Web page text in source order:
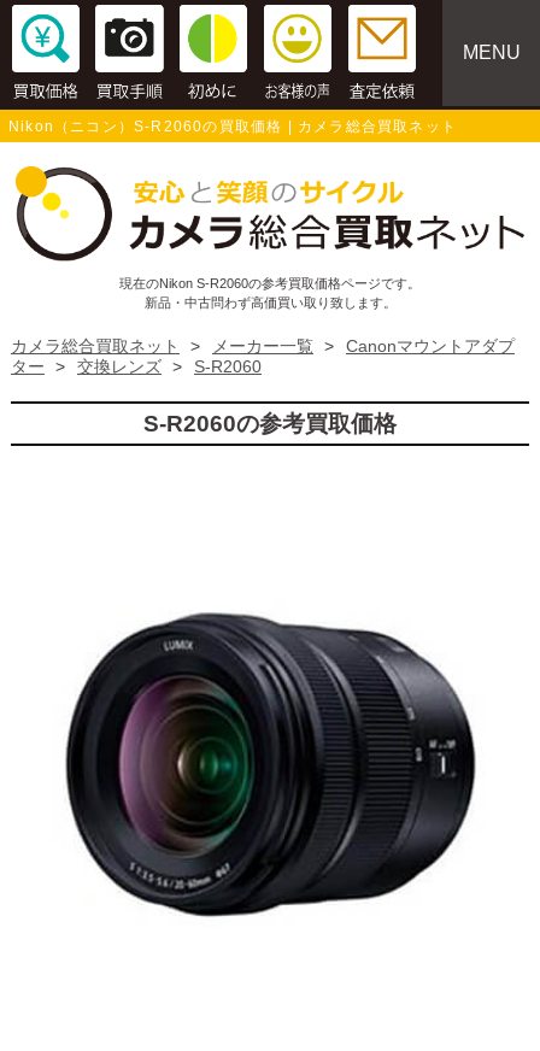
MENU
Nikon（ニコン）S-R2060の買取価格 | カメラ総合買取ネット
現在のNikon S-R2060の参考買取価格ページです。
新品・中古問わず高価買い取り致します。
カメラ総合買取ネット > メーカー一覧 >
Canonマウントアダプ
ター
> 交換レンズ > S-R2060
S-R2060の参考買取価格